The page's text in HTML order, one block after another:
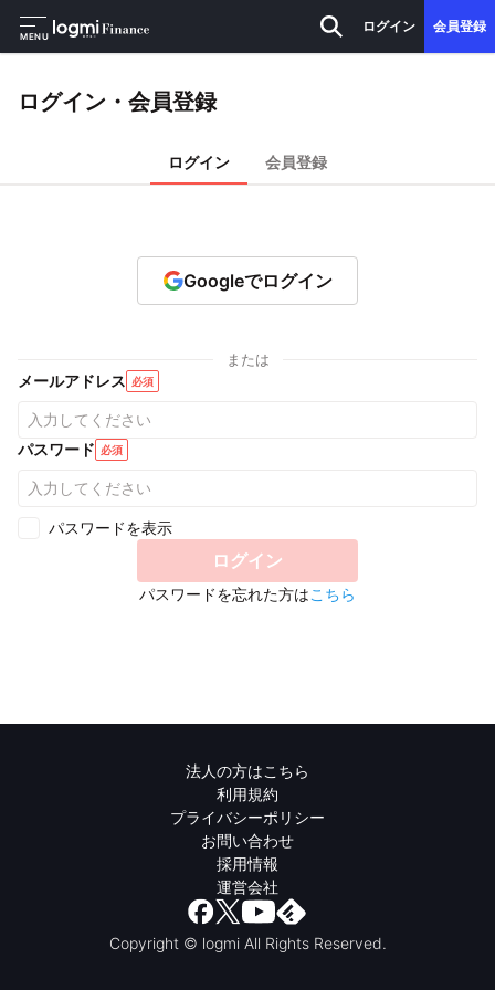
MENU
ログイン 会員登録
ログイン・会員登録
ログイン 会員登録
Googleでログイン
または
メールアドレス 必須
パスワード 必須
パスワードを表示
ログイン
パスワードを忘れた方はこちら
法人の方はこちら
利用規約
プライバシーポリシー
お問い合わせ
採用情報
運営会社
Copyright © logmi All Rights Reserved.